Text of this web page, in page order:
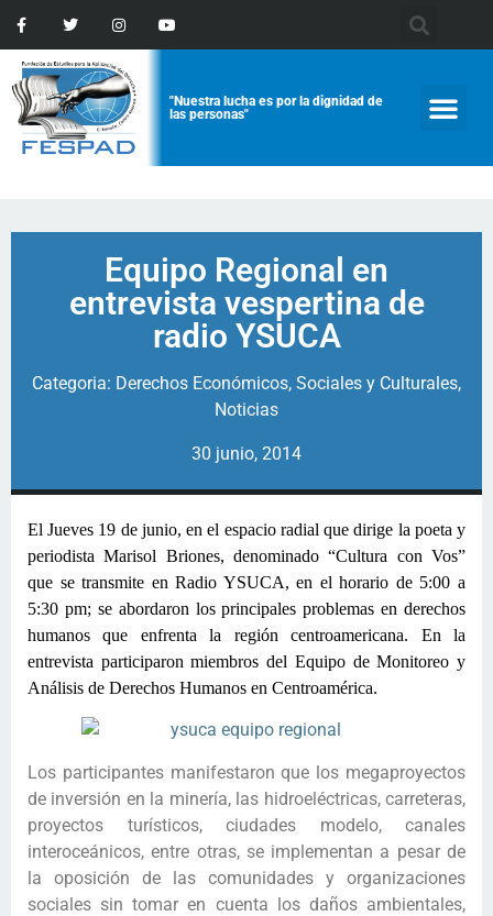
"Nuestra lucha es por la dignidad de
las personas"
Equipo Regional en
entrevista vespertina de
radio YSUCA
Categoria: Derechos Económicos, Sociales y Culturales,
Noticias
30 junio, 2014
El Jueves 19 de junio, en el espacio radial que dirige la poeta y
periodista Marisol Briones, denominado “Cultura con Vos”
que se transmite en Radio YSUCA, en el horario de 5:00 a
5:30 pm; se abordaron los principales problemas en derechos
humanos que enfrenta la región centroamericana. En la
entrevista participaron miembros del Equipo de Monitoreo y
Análisis de Derechos Humanos en Centroamérica.
Los participantes manifestaron que los megaproyectos
de inversión en la minería, las hidroeléctricas, carreteras,
proyectos turísticos, ciudades modelo, canales
interoceánicos, entre otras, se implementan a pesar de
la oposición de las comunidades y organizaciones
sociales sin tomar en cuenta los daños ambientales,